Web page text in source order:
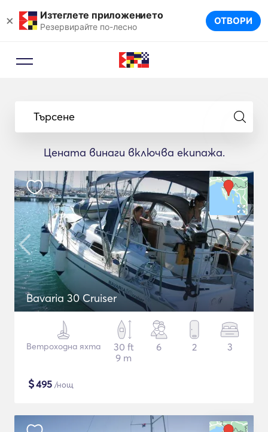
× Изтеглете приложението
Резервирайте по-лесно ОТВОРИ
Търсене
Цената винаги включва екипажа.
Bavaria 30 Cruiser
Ветроходна яхта
30 ft
9 m
6 2 3
$495 /нощ